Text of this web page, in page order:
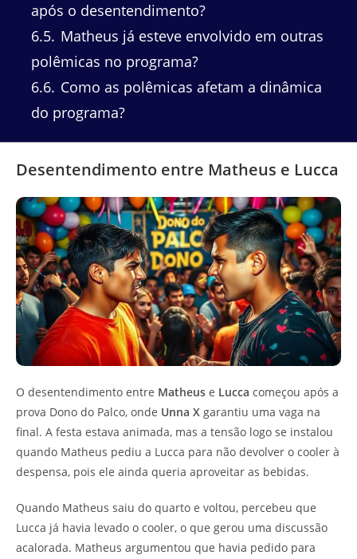
após o desentendimento?
6.5 Matheus já esteve envolvido em outras
polêmicas no programa?
6.6 Como as polêmicas afetam a dinâmica
do programa?
Desentendimento entre Matheus e Lucca
O desentendimento entre Matheus e Lucca começou após a
prova Dono do Palco, onde Unna X garantiu uma vaga na
final. A festa estava animada, mas a tensão logo se instalou
quando Matheus pediu a Lucca para não devolver o cooler à
despensa, pois ele ainda queria aproveitar as bebidas.
Quando Matheus saiu do quarto e voltou, percebeu que
Lucca já havia levado o cooler, o que gerou uma discussão
acalorada. Matheus argumentou que havia pedido para